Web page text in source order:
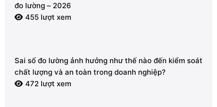
đo lường – 2026
455 lượt xem
Sai số đo lường ảnh hưởng như thế nào đến kiểm soát
chất lượng và an toàn trong doanh nghiệp?
472 lượt xem